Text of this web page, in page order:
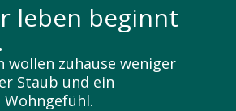
leben beginnt
wollen zuhause weniger
Staub und ein
Wohngefühl.